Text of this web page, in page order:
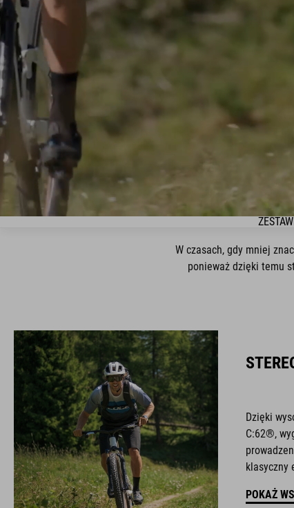
W czasach, gdy mniej
ponieważ dzięki temu
Dzięki
C:62®,
klasyczny
POKAŻ